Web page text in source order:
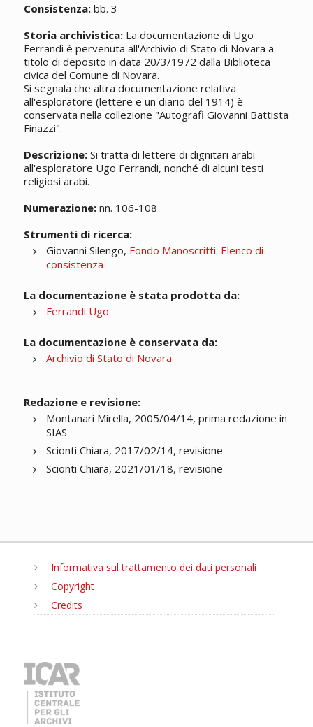
Consistenza:bb. 3
Storia archivistica:La documentazione di Ugo
Ferrandi è pervenuta all'Archivio di Stato di Novara a
titolo di deposito in data 20/3/1972 dalla Biblioteca
civica del Comune di Novara.
Si segnala che altra documentazione relativa
all'esploratore (lettere e un diario del 1914) è
conservata nella collezione "Autografi Giovanni Battista
Finazzi".
Descrizione:Si tratta di lettere di dignitari arabi
all'esploratore Ugo Ferrandi, nonché di alcuni testi
religiosi arabi.
Numerazione:nn. 106-108
Strumenti di ricerca:
Giovanni Silengo, Fondo Manoscritti. Elenco di
consistenza
La documentazione è stata prodotta da:
Ferrandi Ugo
La documentazione è conservata da:
Archivio di Stato di Novara
Redazione e revisione:
Montanari Mirella, 2005/04/14, prima redazione in
SIAS
Scionti Chiara, 2017/02/14, revisione
Scionti Chiara, 2021/01/18, revisione
Informativa sul trattamento dei dati personali
Copyright
Credits